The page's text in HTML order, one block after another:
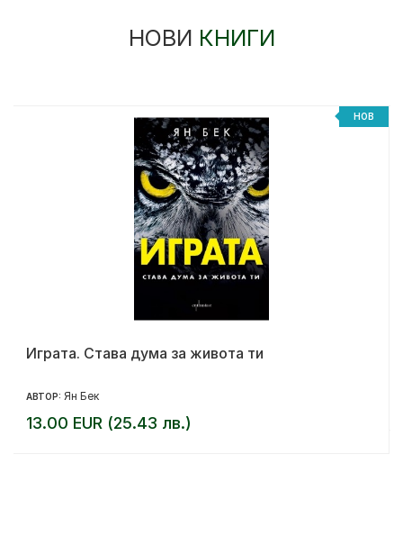
НОВИ КНИГИ
НОВ
Играта. Става дума за живота ти
АВТОР: Ян Бек
13.00 EUR (25.43 лв.)